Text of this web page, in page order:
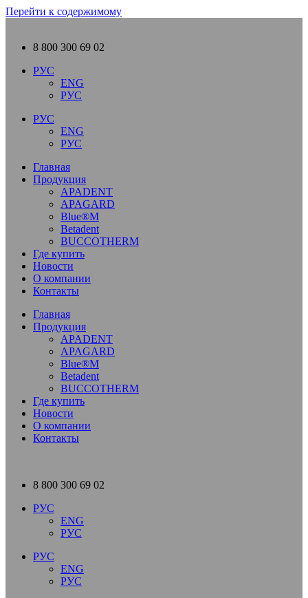
Перейти к содержимому
8 800 300 69 02
РУС
ENG
РУС
РУС
ENG
РУС
Главная
Продукция
APADENT
APAGARD
Blue®M
Betadent
BUCCOTHERM
Где купить
Новости
О компании
Контакты
Главная
Продукция
APADENT
APAGARD
Blue®M
Betadent
BUCCOTHERM
Где купить
Новости
О компании
Контакты
8 800 300 69 02
РУС
ENG
РУС
РУС
ENG
РУС